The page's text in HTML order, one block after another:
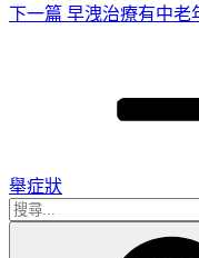
下
下一篇 早洩治療有中老
舉症狀
搜